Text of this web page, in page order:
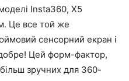
Insta360, X5
Це все той же
сенсорний екран і
добре! Цей форм-фактор,
зручних для 360-